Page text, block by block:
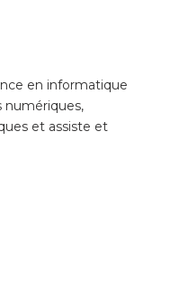
en informatique
numériques,
et assiste et